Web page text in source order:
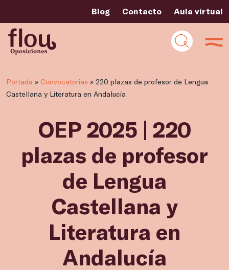
Blog Contacto Aula virtual
Portada » Convocatorias » 220 plazas de profesor de Lengua
Castellana y Literatura en Andalucía
OEP 2025 | 220
plazas de profesor
de Lengua
Castellana y
Literatura en
Andalucía